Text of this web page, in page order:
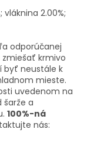
vláknina 2.00%;
odporúčanej
zmiešať krmivo
byť neustále k
mieste.
uvedenom na
a
100%-ná
nás: